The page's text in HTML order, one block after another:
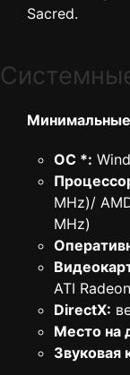
Sacred.
ОС *:
MHz)/
MHz)
ATI
DirectX:
Место на
Звуковая